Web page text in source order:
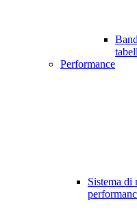
Performance
Sistema di